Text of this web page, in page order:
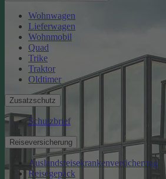
Wohnwagen
Lieferwagen
Wohnmobil
Quad
Trike
Traktor
Oldtimer
Zusatzschutz
Schutzbrief
Reiseversicherung
Auslandsreisekrankenversicherung
Reisegepäck